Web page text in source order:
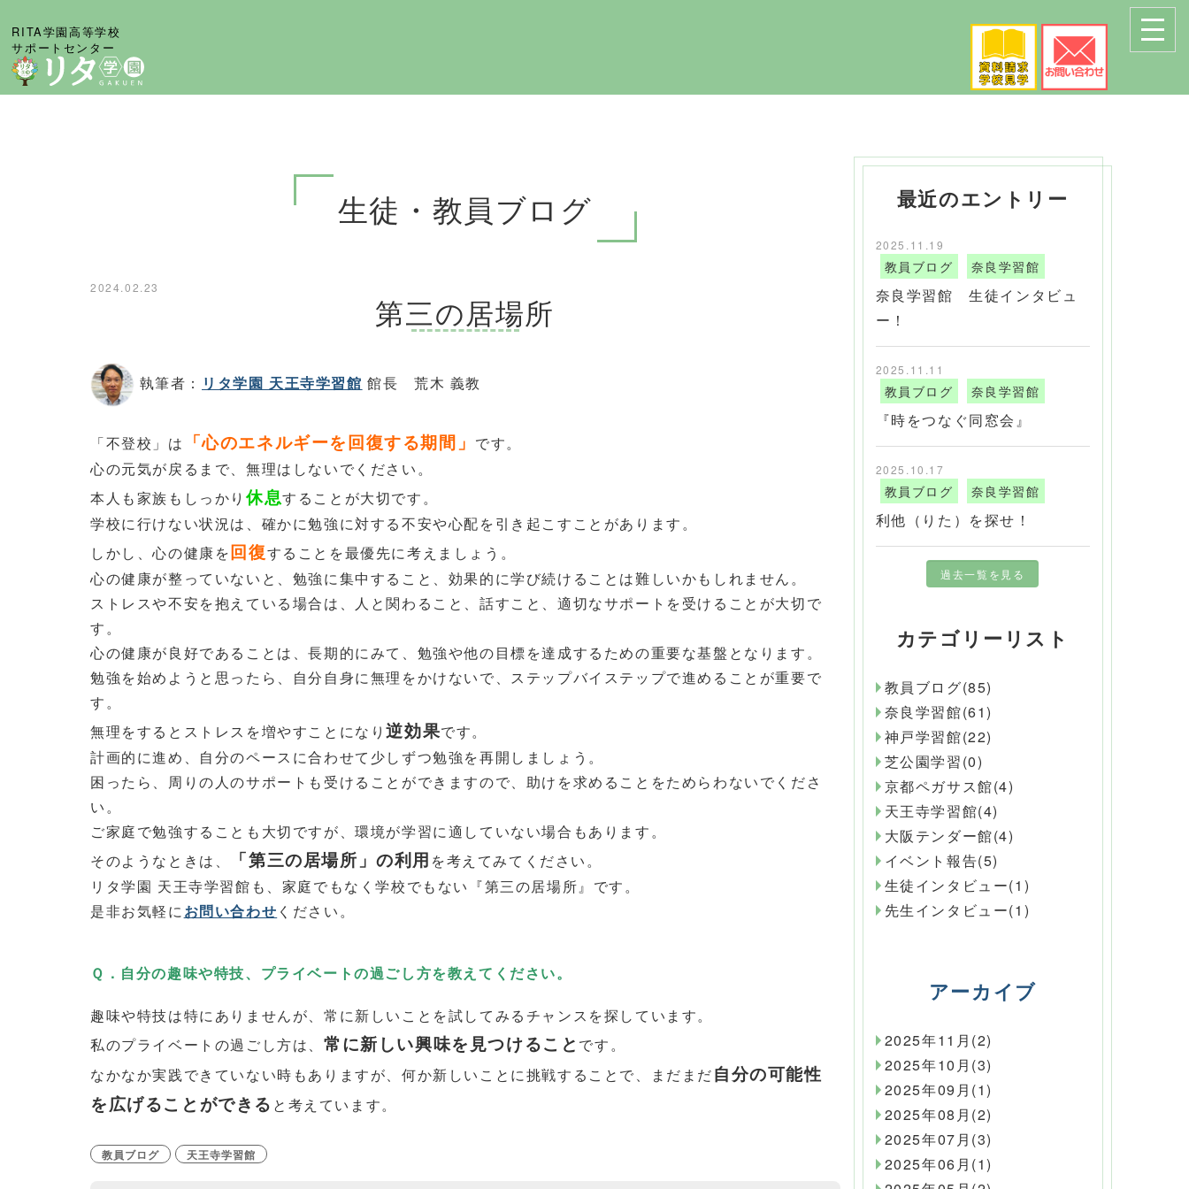
RITA学園高等学校
サポートセンター
生徒・教員ブログ
2024.02.23
第三の居場所
執筆者： リタ学園 天王寺学習館 館長 荒木 義教
「不登校」は 「心のエネルギーを回復する期間」 です。
心の元気が戻るまで、無理はしないでください。
本人も家族もしっかり 休息することが大切です。
学校に行けない状況は、確かに勉強に対する不安や心配を引き起こすことがあります。
しかし、心の健康を回復することを最優先に考えましょう。
心の健康が整っていないと、勉強に集中すること、効果的に学び続けることは難しいかもしれません。
ストレスや不安を抱えている場合は、人と関わること、話すこと、適切なサポートを受けることが大切で
す。
心の健康が良好であることは、長期的にみて、勉強や他の目標を達成するための重要な基盤となります。
勉強を始めようと思ったら、自分自身に無理をかけないで、ステップバイステップで進めることが重要で
す。
無理をするとストレスを増やすことになり逆効果です。
計画的に進め、自分のペースに合わせて少しずつ勉強を再開しましょう。
困ったら、周りの人のサポートも受けることができますので、助けを求めることをためらわないでくださ
い。
ご家庭で勉強することも大切ですが、環境が学習に適していない場合もあります。
そのようなときは、
「第三の居場所」の利用 を考えてみてください。
リタ学園 天王寺学習館も、家庭でもなく学校でもない『第三の居場所』です。
是非お気軽にお問い合わせ ください。
Ｑ．自分の趣味や特技、プライベートの過ごし方を教えてください。
趣味や特技は特にありませんが、常に新しいことを試してみるチャンスを探しています。
私のプライベートの過ごし方は、常に新しい興味を見つけること です。
なかなか実践できていない時もありますが、何か新しいことに挑戦することで、まだまだ自分の可能性
を広げることができる と考えています。
教員ブログ 天王寺学習館
最近のエントリー
2025.11.19
教員ブログ 奈良学習館
奈良学習館 生徒インタビュ
ー！
2025.11.11
教員ブログ 奈良学習館
『時をつなぐ同窓会』
2025.10.17
教員ブログ 奈良学習館
利他（りた）を探せ！
過去一覧を見る
カテゴリーリスト
教員ブログ(85)
奈良学習館(61)
神戸学習館(22)
芝公園学習(0)
京都ペガサス館(4)
天王寺学習館(4)
大阪テンダー館(4)
イベント報告(5)
生徒インタビュー(1)
先生インタビュー(1)
アーカイブ
2025年11月(2)
2025年10月(3)
2025年09月(1)
2025年08月(2)
2025年07月(3)
2025年06月(1)